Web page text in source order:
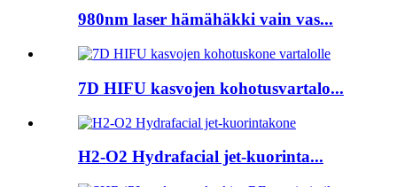
980nm laser hämähäkki vain vas...
7D HIFU kasvojen kohotusvartalo...
H2-O2 Hydrafacial jet-kuorinta...